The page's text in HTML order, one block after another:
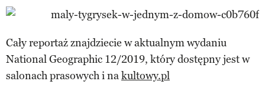
Cały reportaż znajdziecie w aktualnym wydaniu
National Geographic 12/2019, który dostępny jest w
salonach prasowych i nakultowy.pl